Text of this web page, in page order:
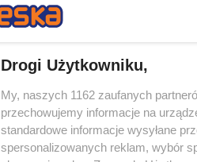
To najlepsze
w ogólnopolskiej
Niedawno
2025, w którym bardzo
Drogi Użytkowniku,
My, naszych 1162 zaufanych
przechowujemy informacje na
standardowe informacje wysyłane
spersonalizowanych reklam, wybór